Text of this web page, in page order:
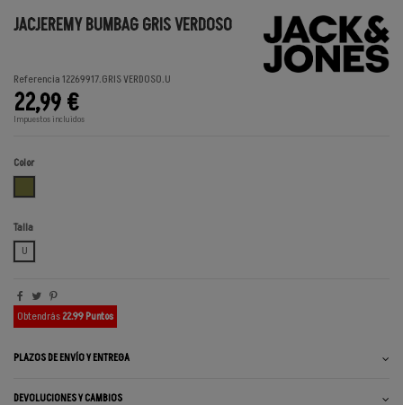
JACJEREMY BUMBAG GRIS VERDOSO
Referencia12269917.GRIS VERDOSO.U
22,99 €
Impuestos incluidos
Color
Talla
U
Obtendrás22.99 Puntos
PLAZOS DE ENVÍO Y ENTREGA
DEVOLUCIONES Y CAMBIOS